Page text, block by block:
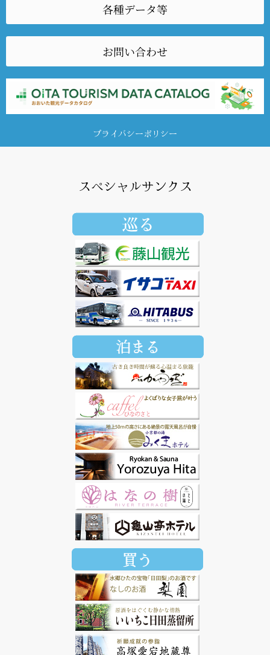
各種データ等
お問い合わせ
プライバシーポリシー
スペシャルサンクス